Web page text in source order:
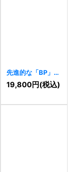
先進的な「BP」の
スタイリッシュな
ロゴ 11484]
19,800円(税込)